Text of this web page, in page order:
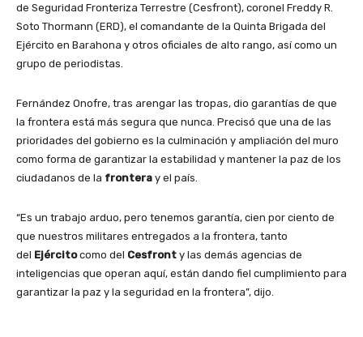
de Seguridad Fronteriza Terrestre (Cesfront), coronel Freddy R.
Soto Thormann (ERD), el comandante de la Quinta Brigada del
Ejército en Barahona y otros oficiales de alto rango, así como un
grupo de periodistas.
Fernández Onofre, tras arengar las tropas, dio garantías de que
la frontera está más segura que nunca. Precisó que una de las
prioridades del gobierno es la culminación y ampliación del muro
como forma de garantizar la estabilidad y mantener la paz de los
ciudadanos de la frontera y el país.
“Es un trabajo arduo, pero tenemos garantía, cien por ciento de
que nuestros militares entregados a la frontera, tanto
del Ejércitocomo del Cesfront y las demás agencias de
inteligencias que operan aquí, están dando fiel cumplimiento para
garantizar la paz y la seguridad en la frontera”, dijo.